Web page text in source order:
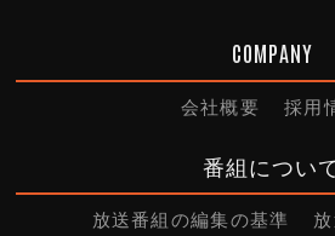
COMPANY
会社概要 採用
番組につい
放送番組の編集の基準